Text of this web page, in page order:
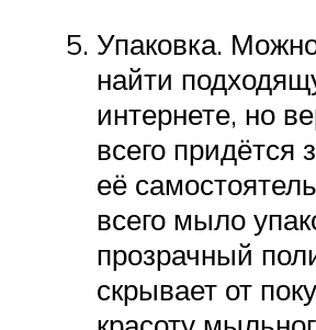
Упаковка.
найти
интернете, но
всего придётся
её
всего мыло
прозрачный
скрывает от